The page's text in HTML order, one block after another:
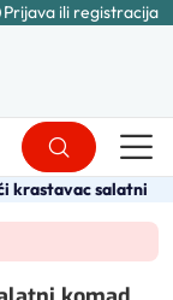
Prijava ili registracija
krastavac salatni